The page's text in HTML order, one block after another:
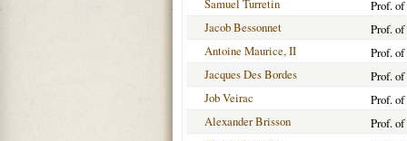
Samuel Turretin
Prof.
Jacob Bessonnet
Prof.
Antoine Maurice, II
Prof.
Jacques Des Bordes
Prof.
Job Veirac
Prof.
Alexander Brisson
Prof. of